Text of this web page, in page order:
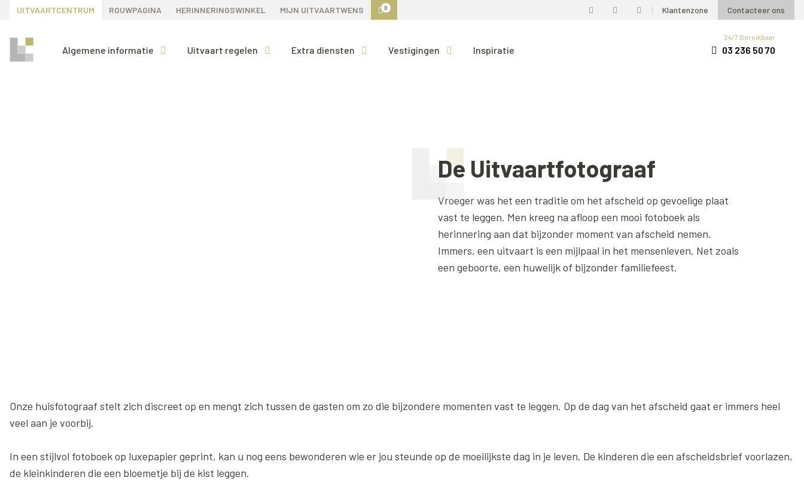
UITVAARTCENTRUM ROUWPAGINA HERINNERINGSWINKEL MIJN UITVAARTWENS 0 Klantenzone Contacteer ons
Algemene informatie Uitvaart regelen Extra diensten Vestigingen Inspiratie
24/7 Bereikbaar
03 236 50 70
De Uitvaartfotograaf
Vroeger was het een traditie om het afscheid op gevoelige plaat
vast te leggen. Men kreeg na afloop een mooi fotoboek als
herinnering aan dat bijzonder moment van afscheid nemen.
Immers, een uitvaart is een mijlpaal in het mensenleven. Net zoals
een geboorte, een huwelijk of bijzonder familiefeest.
Onze huisfotograaf stelt zich discreet op en mengt zich tussen de gasten om zo die bijzondere momenten vast te leggen. Op de dag van het afscheid gaat er immers heel
veel aan je voorbij.
In een stijlvol fotoboek op luxepapier geprint, kan u nog eens bewonderen wie er jou steunde op de moeilijkste dag in je leven. De kinderen die een afscheidsbrief voorlazen,
de kleinkinderen die een bloemetje bij de kist leggen.